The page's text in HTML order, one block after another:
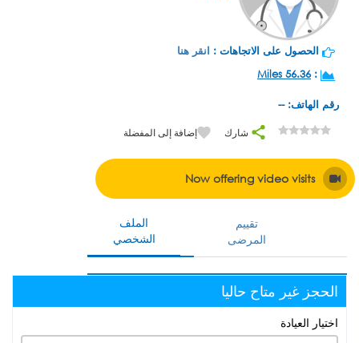
الحصول على الاتجاهات : انقر هنا
:
56.36 Miles
رقم الهاتف: --
شارك إضافة إلى المفضلة
Now offering video visits
الملف
الشخصي
تقييم
المرضى
الحجز غير متاح حاليا
اختيار العيادة